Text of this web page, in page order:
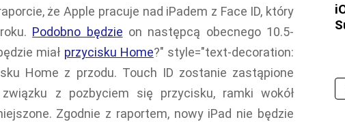
że Apple pracuje nad iPadem z Face ID, który
Podobno będzie on następcą obecnego 10.5-
miał przycisku Home?" style="text-decoration:
Home z przodu. Touch ID zostanie zastąpione
z pozbyciem się przycisku, ramki wokół
Zgodnie z raportem, nowy iPad nie będzie